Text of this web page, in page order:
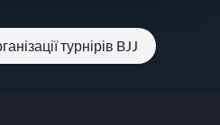
турнірів BJJ